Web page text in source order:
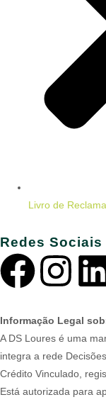
Livro de
Redes Sociais
Informação Legal
A DS Loures é uma
integra a rede
Crédito Vinculado,
Está autorizada para